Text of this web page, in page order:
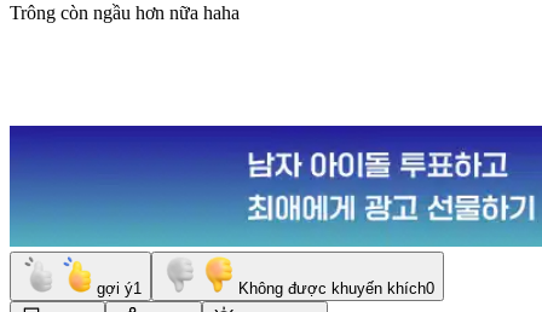
Trông còn ngầu hơn nữa haha
gợi ý1 Không được khuyến khích0